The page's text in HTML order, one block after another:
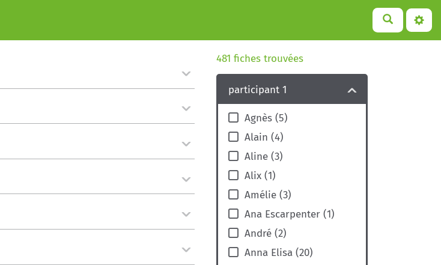
481 fiches trouvées
participant 1
Agnès (5)
Alain (4)
Aline (3)
Alix (1)
Amélie (3)
Ana Escarpenter (1)
André (2)
Anna Elisa (20)